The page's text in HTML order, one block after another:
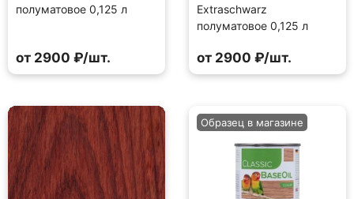
полуматовое 0,125 л
от 2900 ₽/шт.
Extraschwarz
полуматовое 0,125 л
от 2900 ₽/шт.
Образец в магазине